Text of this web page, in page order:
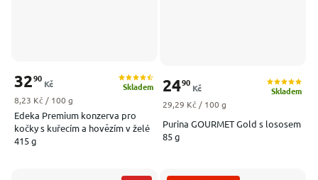
Edeka Premium konzerva pro
kočky s kuřecím a hovězím v želé
415 g
Skladem
3290
Kč
Měrná cena:
8,23 Kč / 100 g
Purina GOURMET Gold s lososem
85 g
Skladem
2490
Kč
Měrná cena:
29,29 Kč / 100 g